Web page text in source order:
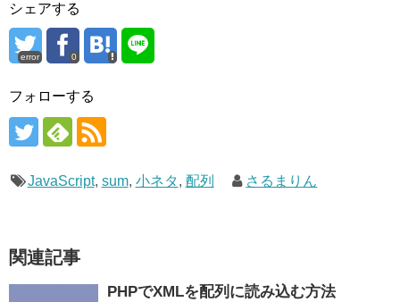
シェアする
error 0
フォローする
JavaScript, sum, 小ネタ, 配列 さるまりん
関連記事
PHPでXMLを配列に読み込む方法